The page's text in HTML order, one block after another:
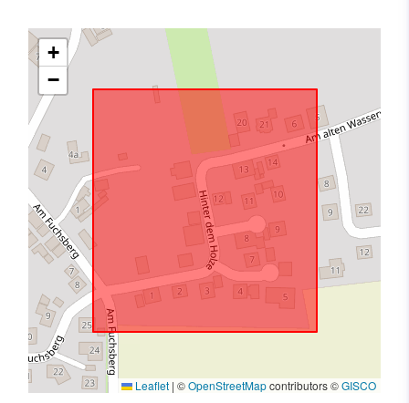
+
−
Leaflet | ©OpenStreetMapcontributors ©GISCO